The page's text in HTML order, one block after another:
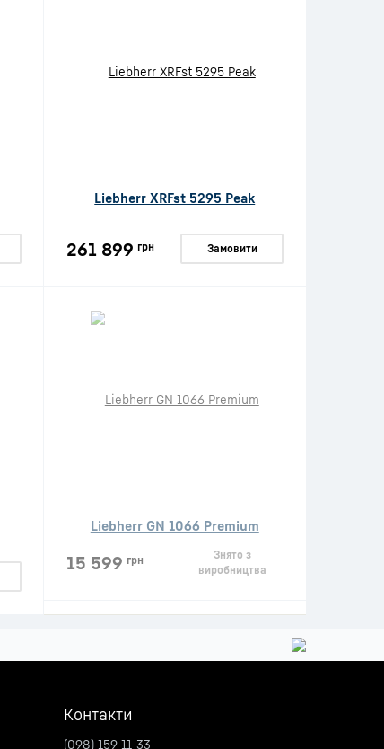
Liebherr XRFst 5295 Peak
261 899 грн Замовити
Liebherr GN 1066 Premium
15 599 грн
Знято з
виробництва
Контакти
(098) 159-11-33